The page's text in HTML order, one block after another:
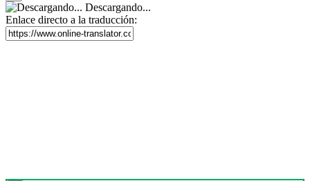
Descargando...
Enlace directo a la traducción: